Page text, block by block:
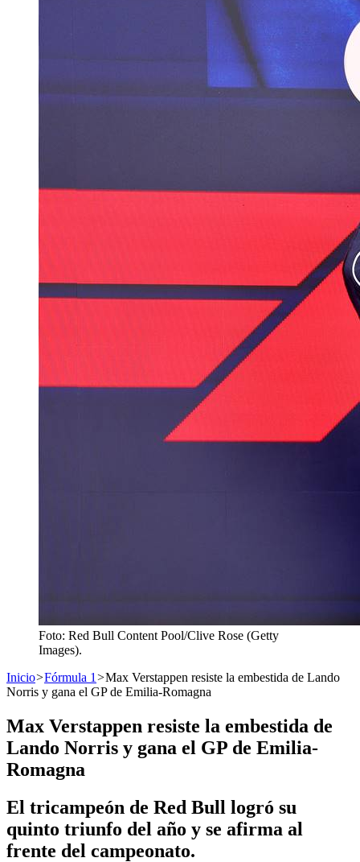
Foto: Red Bull Content Pool/Clive Rose (Getty
Images).
Inicio>Fórmula 1 >Max Verstappen resiste la embestida de Lando
Norris y gana el GP de Emilia-Romagna
Max Verstappen resiste la embestida de
Lando Norris y gana el GP de Emilia-
Romagna
El tricampeón de Red Bull logró su
quinto triunfo del año y se afirma al
frente del campeonato.